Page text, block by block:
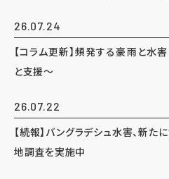
26.07.24
【コラム更新】頻発する豪雨と水
と支援～
26.07.22
【続報】バングラデシュ水害、新
地調査を実施中